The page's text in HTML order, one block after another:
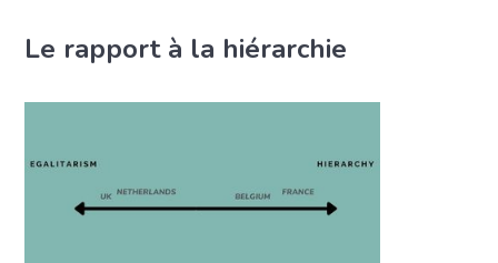
Le rapport à la hiérarchie